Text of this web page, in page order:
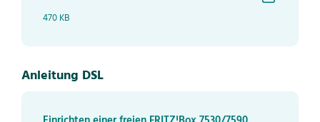
470 KB
Anleitung DSL